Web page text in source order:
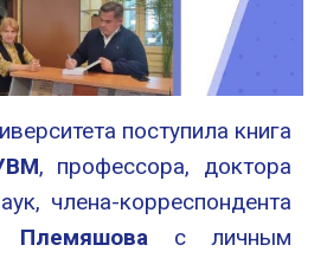
поступила книга
, профессора, доктора
члена-корреспондента
Племяшова с личным